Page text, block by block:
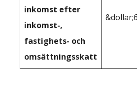
inkomst efter
inkomst-,
fastighets- och
omsättningsskatt